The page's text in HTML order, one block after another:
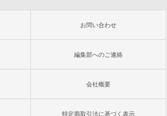
お問い合わせ
編集部へのご連絡
会社概要
特定商取引法に基づく表示